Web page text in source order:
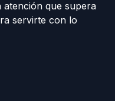
que supera
servirte con lo